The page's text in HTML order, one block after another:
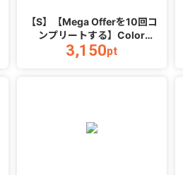
【S】【Mega Offerを10回コ
ンプリートする】Color
Link_Android
3,150pt